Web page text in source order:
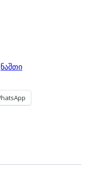
ნაშთი